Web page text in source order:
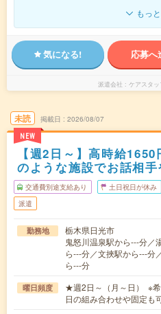
もっ
気になる! 応募へ
派遣会社 ケアスタッ
未読
NEW
掲載日 2026/08/07
【週2日～】高時給
のような施設でお話相
交通費別途支給あり 土日祝日が休み
派遣
勤務地
栃木県日光市
鬼怒川温泉駅から---分／
ら---分／文挾駅から---分
ら---分
曜日頻度
★週2日～（月～日） ※
日の組み合わせや固定も